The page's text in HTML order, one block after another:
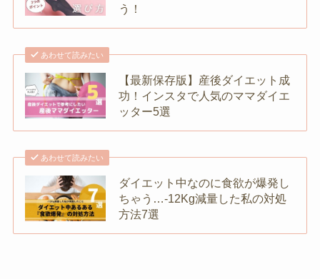
う！
あわせて読みたい
【最新保存版】産後ダイエット成
功！インスタで人気のママダイエ
ッター5選
あわせて読みたい
ダイエット中なのに食欲が爆発し
ちゃう…-12Kg減量した私の対処
方法7選